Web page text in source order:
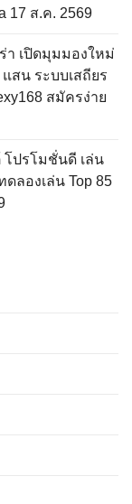
17 ส.ค. 2569
า เปิดมุมมองใหม่
สน ระบบเสถียร
สมัครง่าย
โปรโมชั่นดี เล่น
ลองเล่น Top 85